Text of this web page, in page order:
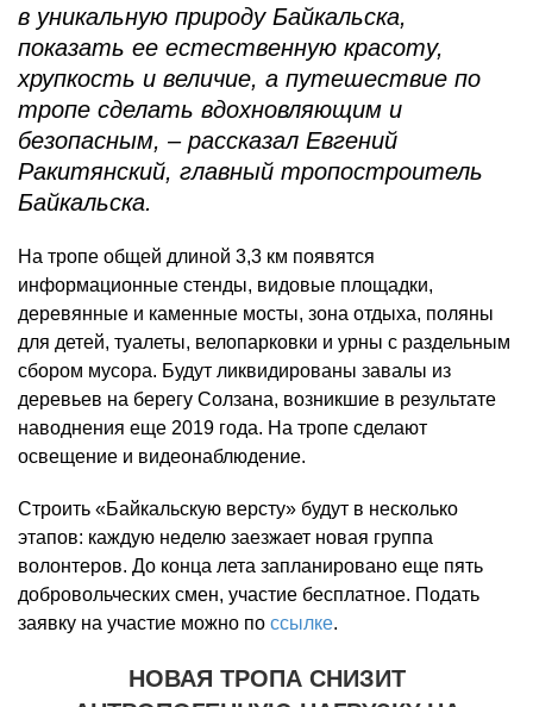
в уникальную природу Байкальска,
показать ее естественную красоту,
хрупкость и величие, а путешествие по
тропе сделать вдохновляющим и
безопасным, – рассказал Евгений
Ракитянский, главный тропостроитель
Байкальска.
На тропе общей длиной 3,3 км появятся
информационные стенды, видовые площадки,
деревянные и каменные мосты, зона отдыха, поляны
для детей, туалеты, велопарковки и урны с раздельным
сбором мусора. Будут ликвидированы завалы из
деревьев на берегу Солзана, возникшие в результате
наводнения еще 2019 года. На тропе сделают
освещение и видеонаблюдение.
Строить «Байкальскую версту» будут в несколько
этапов: каждую неделю заезжает новая группа
волонтеров. До конца лета запланировано еще пять
добровольческих смен, участие бесплатное. Подать
заявку на участие можно по ссылке.
НОВАЯ ТРОПА СНИЗИТ